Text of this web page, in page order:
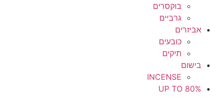
בוקסרים
גרביים
אביזרים
כובעים
תיקים
בישום
INCENSE
UP TO 80%